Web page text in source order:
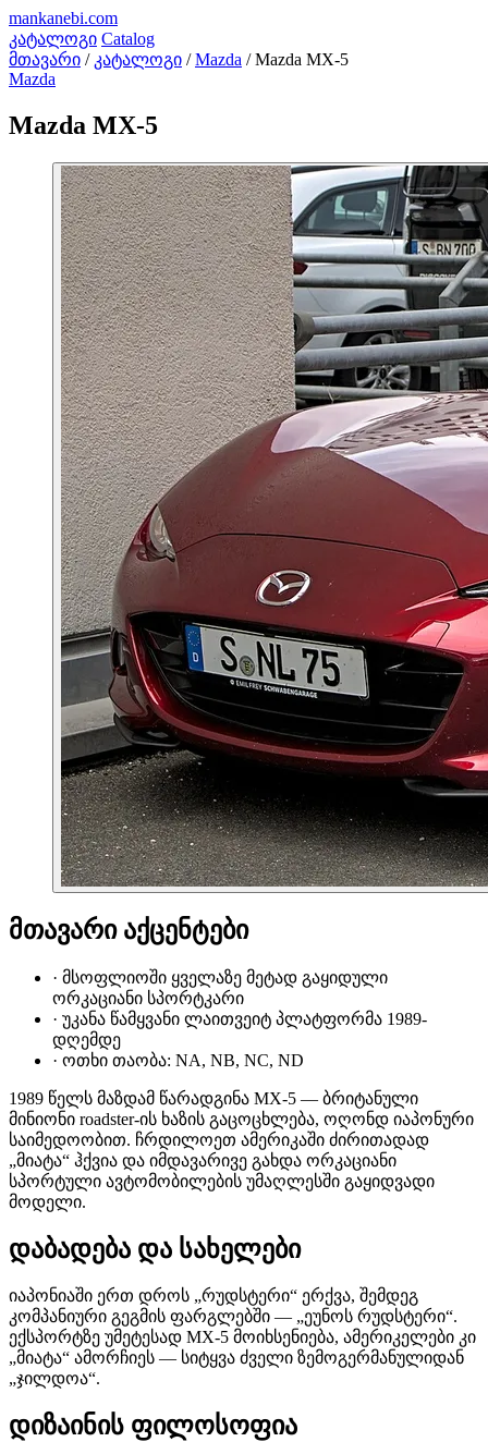
mankanebi.com
კატალოგი Catalog
მთავარი / კატალოგი / Mazda / Mazda MX-5
Mazda
Mazda MX-5
მთავარი აქცენტები
· მსოფლიოში ყველაზე მეტად გაყიდული
ორკაციანი სპორტკარი
· უკანა წამყვანი ლაითვეიტ პლატფორმა 1989-
დღემდე
· ოთხი თაობა: NA, NB, NC, ND
1989 წელს მაზდამ წარადგინა MX-5 — ბრიტანული
მინიონი roadster-ის ხაზის გაცოცხლება, ოღონდ იაპონური
საიმედოობით. ჩრდილოეთ ამერიკაში ძირითადად
„მიატა“ ჰქვია და იმდავარივე გახდა ორკაციანი
სპორტული ავტომობილების უმაღლესში გაყიდვადი
მოდელი.
დაბადება და სახელები
იაპონიაში ერთ დროს „რუდსტერი“ ერქვა, შემდეგ
კომპანიური გეგმის ფარგლებში — „ეუნოს რუდსტერი“.
ექსპორტზე უმეტესად MX-5 მოიხსენიება, ამერიკელები კი
„მიატა“ ამორჩიეს — სიტყვა ძველი ზემოგერმანულიდან
„ჯილდოა“.
დიზაინის ფილოსოფია